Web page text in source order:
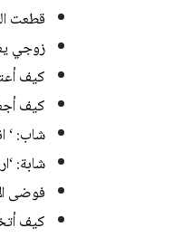
قطعت
زوجي
كيف
كيف
شاب: ‘
شابة:
فوضى
كيف